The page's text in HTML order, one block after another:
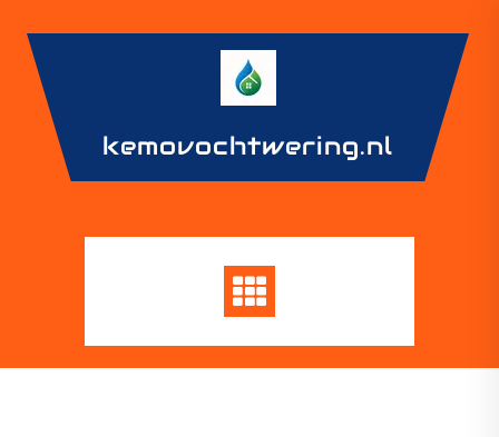
content
kemovochtwering.nl